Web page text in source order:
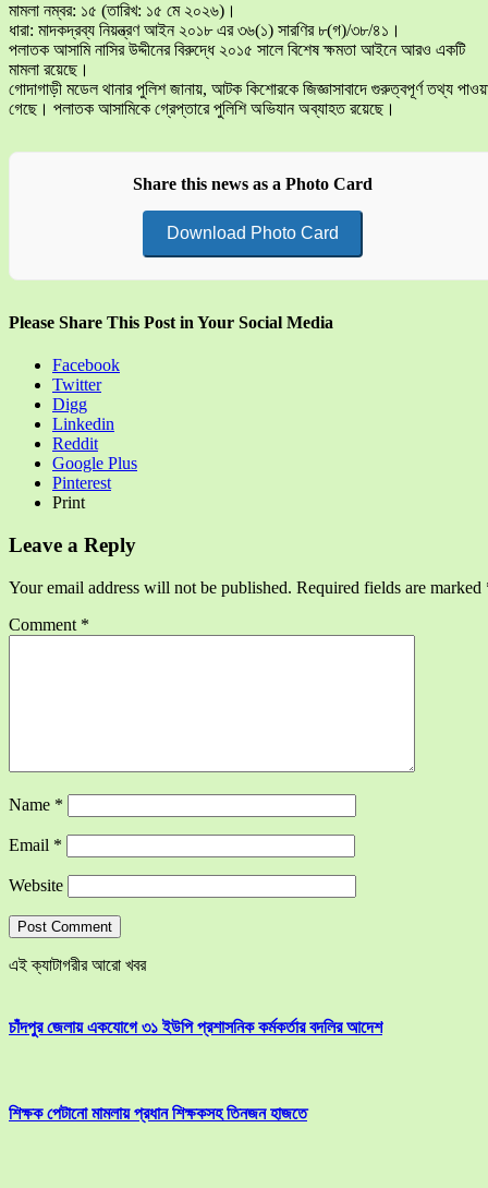
​মামলা নম্বর: ১৫ (তারিখ: ১৫ মে ২০২৬)।
​ধারা: মাদকদ্রব্য নিয়ন্ত্রণ আইন ২০১৮ এর ৩৬(১) সারণির ৮(গ)/৩৮/৪১।
পলাতক আসামি নাসির উদ্দীনের বিরুদ্ধে ২০১৫ সালে বিশেষ ক্ষমতা আইনে আরও একটি
মামলা রয়েছে।
​গোদাগাড়ী মডেল থানার পুলিশ জানায়, আটক কিশোরকে জিজ্ঞাসাবাদে গুরুত্বপূর্ণ তথ্য
গেছে। পলাতক আসামিকে গ্রেপ্তারে পুলিশি অভিযান অব্যাহত রয়েছে।
Share this news as a Photo Card
Download Photo Card
Please Share This Post in Your Social Media
Facebook
Twitter
Digg
Linkedin
Reddit
Google Plus
Pinterest
Print
Leave a Reply
Your email address will not be published. Required fields are marked
Comment *
Name *
Email *
Website
এই ক্যাটাগরীর আরো খবর
চাঁদপুর জেলায় একযোগে ৩১ ইউপি প্রশাসনিক কর্মকর্তার বদলির আদেশ
শিক্ষক পেটানো মামলায় প্রধান শিক্ষকসহ তিনজন হাজতে